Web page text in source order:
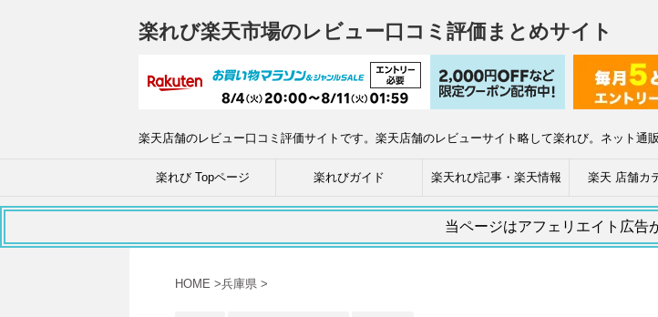
楽れび楽天市場のレビュー口コミ評価まとめサイト
楽天店舗のレビュー口コミ評価サイトです。楽天店舗のレビューサイト略して楽れび。ネット通
楽れび Topページ 楽れびガイド 楽天れび記事・楽天情報 楽天 店舗カ
当ページはアフェリエイト広告
HOME >兵庫県 >